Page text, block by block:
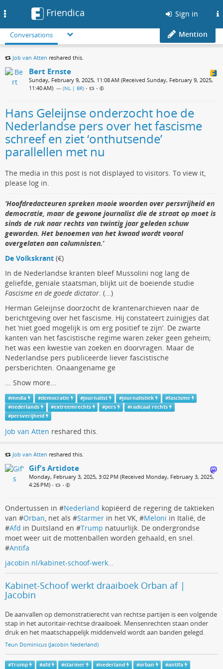
Friendica Sign in
Conversations Mention
Job van Atten reshared this.
Bert Ernste
Sunday, February 9, 2025, 11:08 AM (Received Sunday, February 9, 2025,
11:40 AM) — (NL | BR) • •
Hans Geleijnse onderzocht hoe de
Nederlandse pers over het fascisme
schreef en ziet ‘onthutsende’
parallellen met nu
The media in this post is not displayed to visitors. To view it,
please log in.
‘Hoofdredacteuren spreken mooie woorden over persvrijheid en
democratie, maar de gewone journalist die de straat op moet is
sinds de ruk naar rechts van twintig jaar geleden schuw
geworden. Het benoemen van het kwaad wordt vooral
overgelaten aan columnisten.’
De Volkskrant (€)
In de Nederlandse kranten bleef Mussolini nog lang de
geliefde, geniale staatsman, blijkt uit de boeiende studie
Fascisme en de goede dictator. (...)
Herman Geleijnse doorzocht de krantenarchieven naar de
berichtgeving over het fascisme. Hij constateert zuinigjes dat
het ‘niet goed mogelijk is om erg positief te zijn’. De zwarte
kanten van het fascistische regime waren zeker geen geheim;
het was een kwestie van zoeken en doorvragen. Maar de
Nederlandse pers publiceerde liever fascistische
persberichten. Onaangename ge
... Show more...
#media #democratie #journalist #journalistiek #fascisme
#nederlands #extreemrechts #pers #radicaal rechts
#persverijheid
Job van Atten reshared this.
Job van Atten reshared this.
Gif's Artidote
Monday, February 3, 2025, 3:02 PM (Received Monday, February 3, 2025,
4:26 PM) • •
Ondertussen in #Nederland kopiëerd de regering de taktieken
van #Orban, net als #Starmer in het VK, #Meloni in Italië, de
#Afd in Duitsland en #Trump natuurlijk. De ondergrondse
moet weer uit de mottenballen worden gehaald, en snel.
#Antifa
jacobin.nl/kabinet-schoof-werk…
Kabinet-Schoof werkt draaiboek Orban af |
Jacobin
De aanvallen op demonstratierecht van rechtse partijen is een volgende
stap in het autoritair-rechtse draaiboek. Mensenrechten staan onder
druk en het maatschappelijk middenveld wordt aan banden gelegd.
Teun Dominicus (Jacobin Nederland)
#Trump #afd #starmer #nederland #orban #antifa